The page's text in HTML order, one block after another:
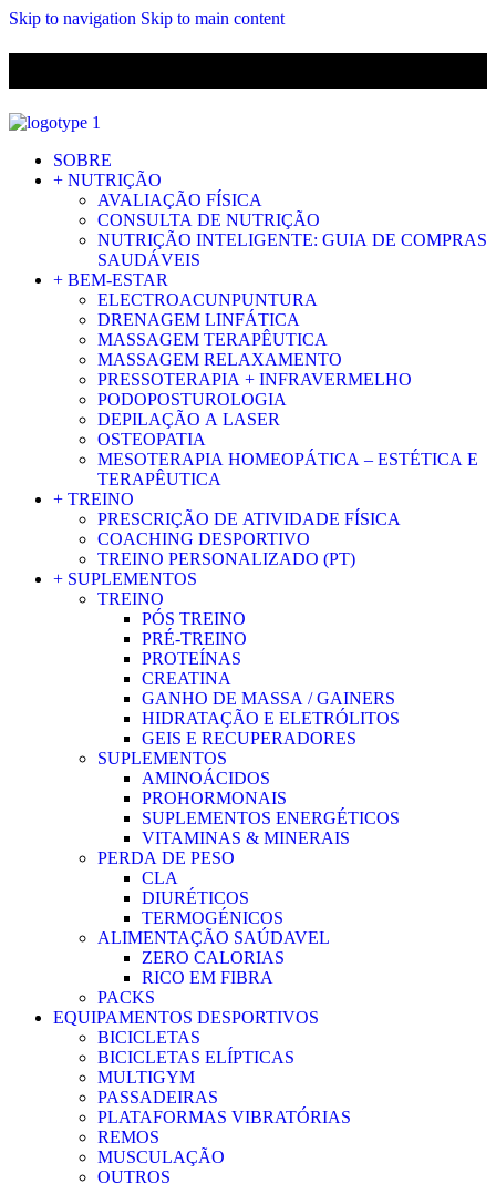
Skip to navigation Skip to main content
SOBRE
+ NUTRIÇÃO
AVALIAÇÃO FÍSICA
CONSULTA DE NUTRIÇÃO
NUTRIÇÃO INTELIGENTE: GUIA DE COMPRAS
SAUDÁVEIS
+ BEM-ESTAR
ELECTROACUNPUNTURA
DRENAGEM LINFÁTICA
MASSAGEM TERAPÊUTICA
MASSAGEM RELAXAMENTO
PRESSOTERAPIA + INFRAVERMELHO
PODOPOSTUROLOGIA
DEPILAÇÃO A LASER
OSTEOPATIA
MESOTERAPIA HOMEOPÁTICA – ESTÉTICA E
TERAPÊUTICA
+ TREINO
PRESCRIÇÃO DE ATIVIDADE FÍSICA
COACHING DESPORTIVO
TREINO PERSONALIZADO (PT)
+ SUPLEMENTOS
TREINO
PÓS TREINO
PRÉ-TREINO
PROTEÍNAS
CREATINA
GANHO DE MASSA / GAINERS
HIDRATAÇÃO E ELETRÓLITOS
GEIS E RECUPERADORES
SUPLEMENTOS
AMINOÁCIDOS
PROHORMONAIS
SUPLEMENTOS ENERGÉTICOS
VITAMINAS & MINERAIS
PERDA DE PESO
CLA
DIURÉTICOS
TERMOGÉNICOS
ALIMENTAÇÃO SAÚDAVEL
ZERO CALORIAS
RICO EM FIBRA
PACKS
EQUIPAMENTOS DESPORTIVOS
BICICLETAS
BICICLETAS ELÍPTICAS
MULTIGYM
PASSADEIRAS
PLATAFORMAS VIBRATÓRIAS
REMOS
MUSCULAÇÃO
OUTROS